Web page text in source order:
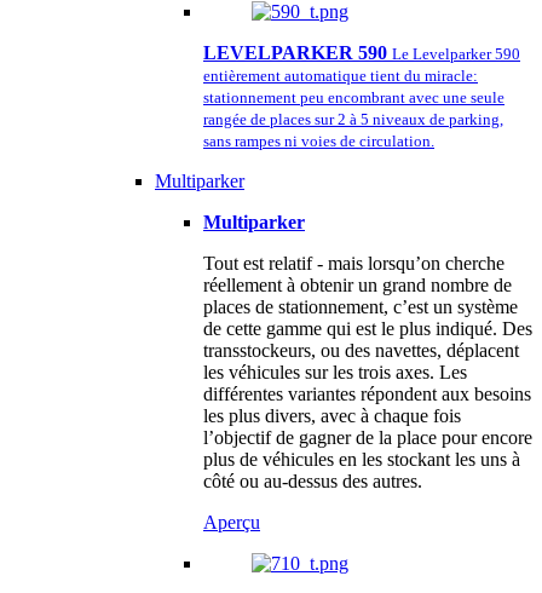
LEVELPARKER 590 Le Levelparker 590
entièrement automatique tient du miracle:
stationnement peu encombrant avec une seule
rangée de places sur 2 à 5 niveaux de parking,
sans rampes ni voies de circulation.
Multiparker
Multiparker
Tout est relatif - mais lorsqu’on cherche
réellement à obtenir un grand nombre de
places de stationnement, c’est un système
de cette gamme qui est le plus indiqué. Des
transstockeurs, ou des navettes, déplacent
les véhicules sur les trois axes. Les
différentes variantes répondent aux besoins
les plus divers, avec à chaque fois
l’objectif de gagner de la place pour encore
plus de véhicules en les stockant les uns à
côté ou au-dessus des autres.
Aperçu